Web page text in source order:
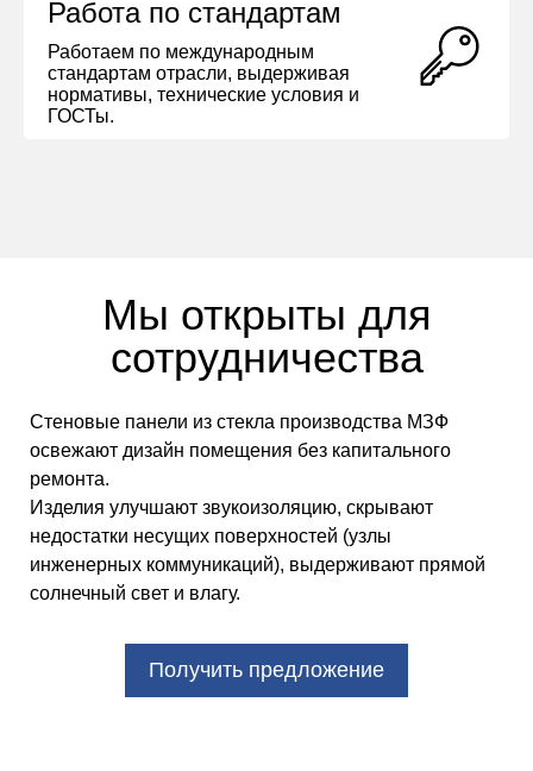
Работа по стандартам
Работаем по международным
стандартам отрасли, выдерживая
нормативы, технические условия и
ГОСТы.
Мы открыты для
сотрудничества
Стеновые панели из стекла производства МЗФ
освежают дизайн помещения без капитального
ремонта.
Изделия улучшают звукоизоляцию, скрывают
недостатки несущих поверхностей (узлы
инженерных коммуникаций), выдерживают прямой
солнечный свет и влагу.
Получить предложение